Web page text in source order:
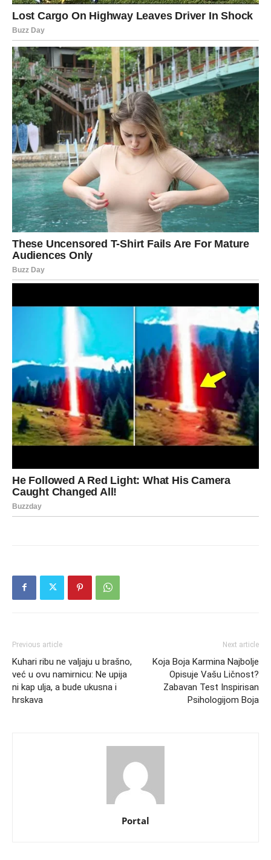
Previous article
Kuhari ribu ne valjaju u brašno,
već u ovu namirnicu: Ne upija
ni kap ulja, a bude ukusna i
hrskava
Next article
Koja Boja Karmina Najbolje
Opisuje Vašu Ličnost?
Zabavan Test Inspirisan
Psihologijom Boja
Portal